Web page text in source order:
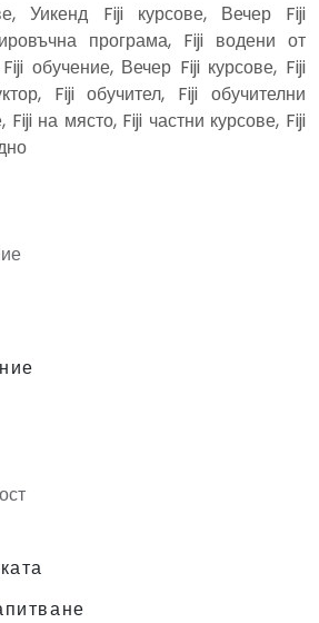
Уикенд Fiji курсове, Вечер Fiji
програма, Fiji водени от
обучение, Вечер Fiji курсове, Fiji
Fiji обучител, Fiji обучителни
Fiji на място, Fiji частни курсове, Fiji